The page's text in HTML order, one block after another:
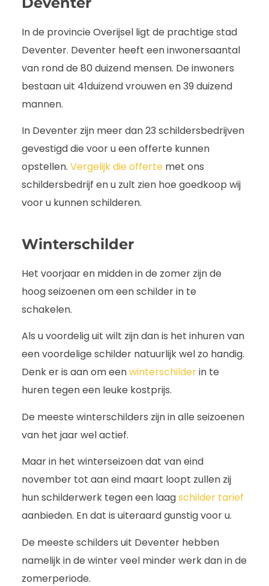
In de provincie Overijsel ligt de prachtige stad
Deventer. Deventer heeft een inwonersaantal
van rond de 80 duizend mensen. De inwoners
bestaan uit 41duizend vrouwen en 39 duizend
mannen.
In Deventer zijn meer dan 23 schildersbedrijven
gevestigd die voor u een offerte kunnen
opstellen. Vergelijk die offerte met ons
schildersbedrijf en u zult zien hoe goedkoop wij
voor u kunnen schilderen.
Winterschilder
Het voorjaar en midden in de zomer zijn de
hoog seizoenen om een schilder in te
schakelen.
Als u voordelig uit wilt zijn dan is het inhuren van
een voordelige schilder natuurlijk wel zo handig.
Denk er is aan om eenwinterschilderin te
huren tegen een leuke kostprijs.
De meeste winterschilders zijn in alle seizoenen
van het jaar wel actief.
Maar in het winterseizoen dat van eind
november tot aan eind maart loopt zullen zij
hun schilderwerk tegen een laagschilder tarief
aanbieden. En dat is uiteraard gunstig voor u.
De meeste schilders uit Deventer hebben
namelijk in de winter veel minder werk dan in de
zomerperiode.